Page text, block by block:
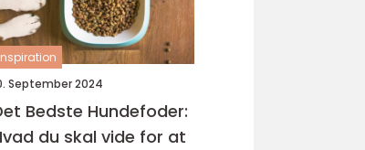
September 2024
Bedste Hundefoder:
du skal vide for at